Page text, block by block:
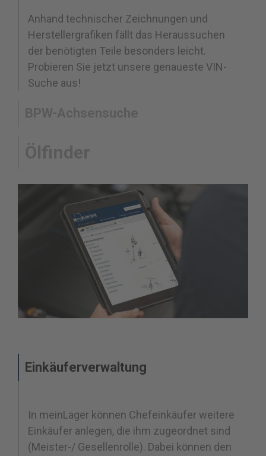
Anhand technischer Zeichnungen und
Herstellergrafiken fällt das Heraussuchen
der benötigten Teile besonders leicht.
Probieren Sie jetzt unsere genaueste VIN-
Suche aus!
Einkäuferverwaltung
In meinLager können Chefeinkäufer weitere
Einkäufer anlegen, die ihm zugeordnet sind
(Meister-/ Gesellenrolle). Dabei können den